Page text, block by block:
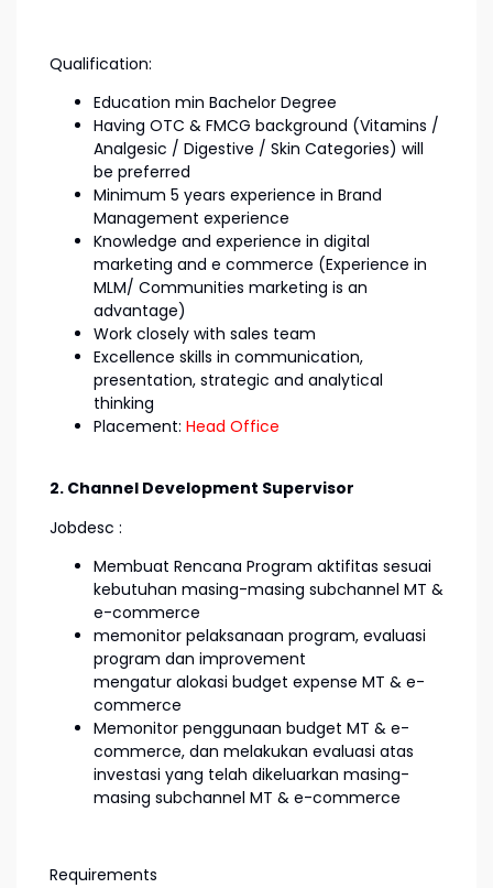
Qualification:
Education min Bachelor Degree
Having OTC & FMCG background (Vitamins /
Analgesic / Digestive / Skin Categories) will
be preferred
Minimum 5 years experience in Brand
Management experience
Knowledge and experience in digital
marketing and e commerce (Experience in
MLM/ Communities marketing is an
advantage)
Work closely with sales team
Excellence skills in communication,
presentation, strategic and analytical
thinking
Placement: Head Office
2. Channel Development Supervisor
Jobdesc :
Membuat Rencana Program aktifitas sesuai
kebutuhan masing-masing subchannel MT &
e-commerce
memonitor pelaksanaan program, evaluasi
program dan improvement
mengatur alokasi budget expense MT & e-
commerce
Memonitor penggunaan budget MT & e-
commerce, dan melakukan evaluasi atas
investasi yang telah dikeluarkan masing-
masing subchannel MT & e-commerce
Requirements